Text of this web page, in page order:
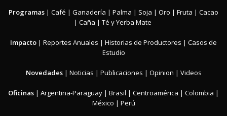
Programas | Café | Ganadería | Palma | Soja | Oro | Fruta | Cacao
| Caña | Té y Yerba Mate
Impacto | Reportes Anuales | Historias de Productores | Casos de
Estudio
Novedades| Noticias | Publicaciones | Opinion | Videos
Oficinas | Argentina-Paraguay | Brasil | Centroamérica | Colombia |
México | Perú